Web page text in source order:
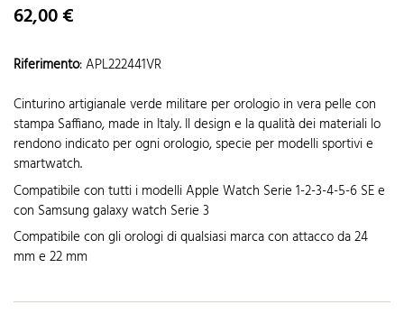
62,00 €
Riferimento:APL222441VR
Cinturino artigianale verde militare per orologio in vera pelle con
stampa Saffiano, made in Italy. Il design e la qualità dei materiali lo
rendono indicato per ogni orologio, specie per modelli sportivi e
smartwatch.
Compatibile con tutti i modelli Apple Watch Serie 1-2-3-4-5-6 SE e
con Samsung galaxy watch Serie 3
Compatibile con gli orologi di qualsiasi marca con attacco da 24
mm e 22 mm